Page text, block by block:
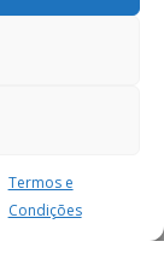
Termos e
Condições